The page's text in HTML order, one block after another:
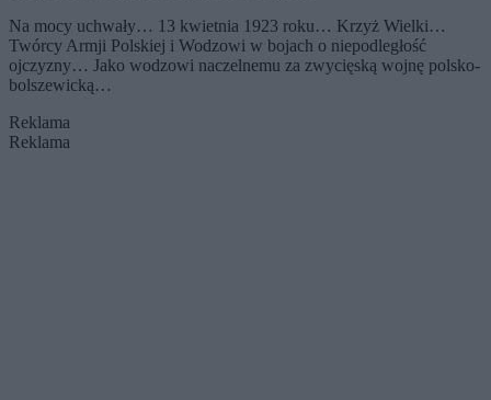
Na mocy uchwały… 13 kwietnia 1923 roku… Krzyż Wielki…
Twórcy Armji Polskiej i Wodzowi w bojach o niepodległość
ojczyzny… Jako wodzowi naczelnemu za zwycięską wojnę polsko-
bolszewicką…
Reklama
Reklama